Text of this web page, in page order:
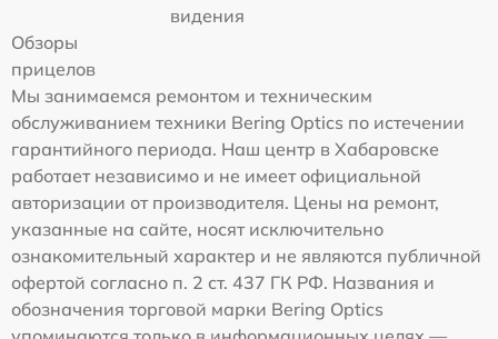
видения
Обзоры
прицелов
Мы занимаемся ремонтом и техническим
обслуживанием техники Bering Optics по истечении
гарантийного периода. Наш центр в Хабаровске
работает независимо и не имеет официальной
авторизации от производителя. Цены на ремонт,
указанные на сайте, носят исключительно
ознакомительный характер и не являются публичной
офертой согласно п. 2 ст. 437 ГК РФ. Названия и
обозначения торговой марки Bering Optics